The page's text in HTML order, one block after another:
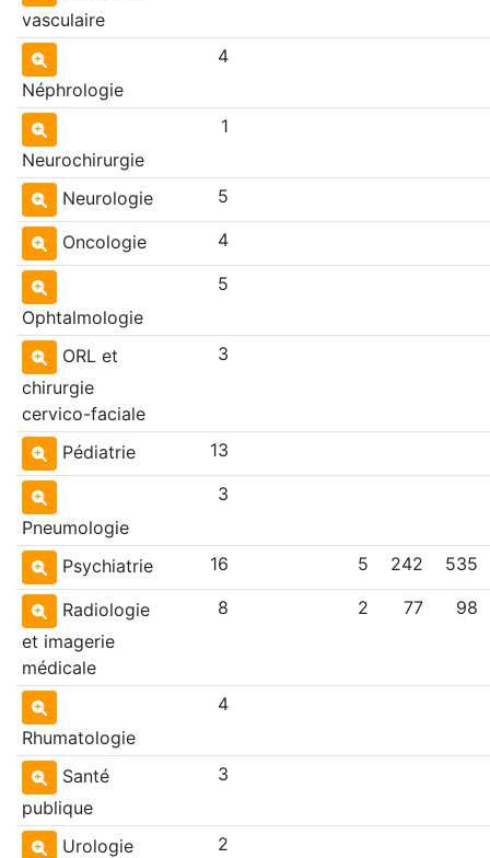
vasculaire
Néphrologie
4
Neurochirurgie
1
Neurologie 5
Oncologie 4
Ophtalmologie
5
ORL et
chirurgie
cervico-faciale
3
Pédiatrie 13
Pneumologie
3
Psychiatrie 16 5 242 535
Radiologie
et imagerie
médicale
8 2 77 98
Rhumatologie
4
Santé
publique
3
Urologie 2